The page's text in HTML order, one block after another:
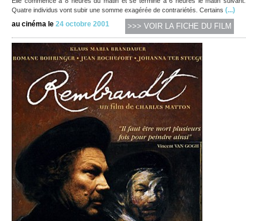
Quatre individus vont subir une somme exagérée de contrariétés. Certains (...)
au cinéma le 24 octobre 2001 >>> VOIR LA FICHE DU FILM